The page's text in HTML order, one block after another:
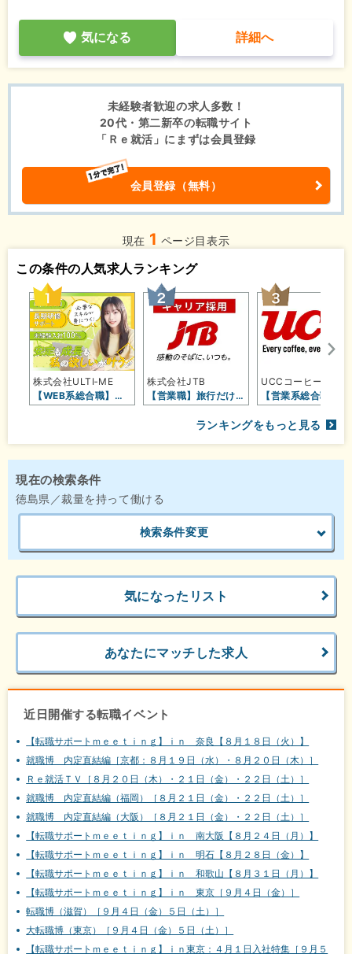
気になる 詳細へ
未経験者歓迎の求人多数！
20代・第二新卒の転職サイト
「Ｒｅ就活」にまずは会員登録
会員登録（無料）
現在 1 ページ目表示
この条件の人気求人ランキング
株式会社ULTI‐ME
【WEB系総合職】未経験OK／フル…
株式会社JTB
【営業職】旅行だけじゃない！地域・…
ランキングをもっと見る
現在の検索条件
徳島県／裁量を持って働ける
検索条件変更
気になったリスト
あなたにマッチした求人
近日開催する転職イベント
【転職サポートｍｅｅｔｉｎｇ】ｉｎ 奈良【８月１８日（火）】
就職博 内定直結編［京都：８月１９日（水）・８月２０日（木）］
Ｒｅ就活ＴＶ［８月２０日（木）・２１日（金）・２２日（土）］
就職博 内定直結編（福岡）［８月２１日（金）・２２日（土）］
就職博 内定直結編（大阪）［８月２１日（金）・２２日（土）］
【転職サポートｍｅｅｔｉｎｇ】ｉｎ 南大阪【８月２４日（月）】
【転職サポートｍｅｅｔｉｎｇ】ｉｎ 明石【８月２８日（金）】
【転職サポートｍｅｅｔｉｎｇ】ｉｎ 和歌山【８月３１日（月）】
【転職サポートｍｅｅｔｉｎｇ】ｉｎ 東京［９月４日（金）］
転職博（滋賀）［９月４日（金）５日（土）］
大転職博（東京）［９月４日（金）５日（土）］
【転職サポートｍｅｅｔｉｎｇ】ｉｎ東京：４月１日入社特集［９月５